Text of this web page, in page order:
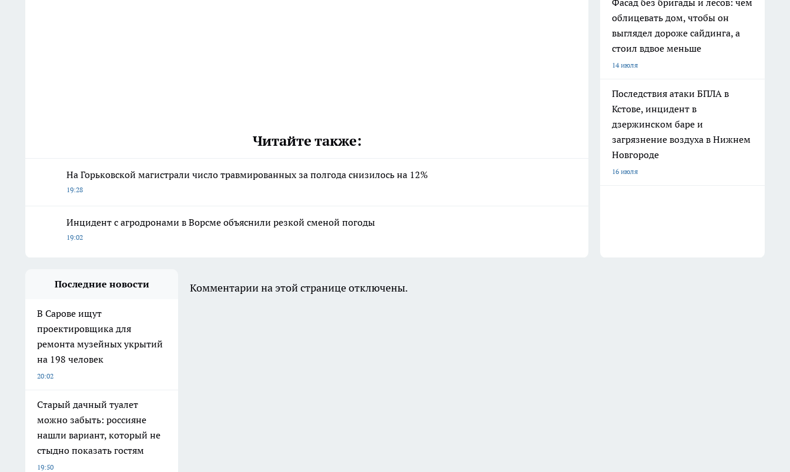
Читайте также:
На Горьковской магистрали число травмированных за полгода снизилось на 12%
19:28
Инцидент с агродронами в Ворсме объяснили резкой сменой погоды
19:02
Фасад без бригады и лесов: чем
облицевать дом, чтобы он
выглядел дороже сайдинга, а
стоил вдвое меньше
14 июля
Последствия атаки БПЛА в
Кстове, инцидент в
дзержинском баре и
загрязнение воздуха в Нижнем
Новгороде
16 июля
Последние новости
В Сарове ищут
проектировщика для
ремонта музейных укрытий
на 198 человек
20:02
Старый дачный туалет
можно забыть: россияне
нашли вариант, который не
стыдно показать гостям
19:50
Комментарии на этой странице отключены.